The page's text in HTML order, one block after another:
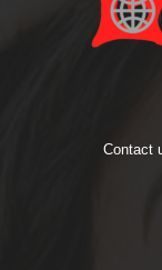
Contact